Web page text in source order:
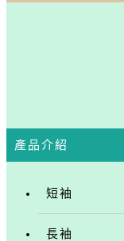
產品介紹
短袖
長袖